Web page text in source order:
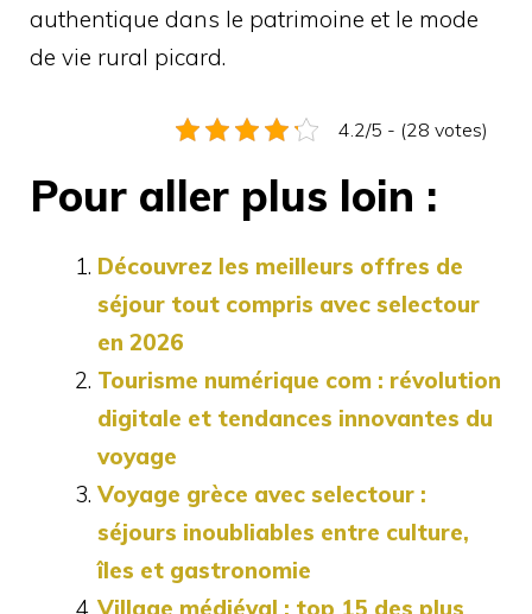
authentique dans le patrimoine et le mode
de vie rural picard.
4.2/5 - (28 votes)
Pour aller plus loin :
Découvrez les meilleurs offres de
séjour tout compris avec selectour
en 2026
Tourisme numérique com : révolution
digitale et tendances innovantes du
voyage
Voyage grèce avec selectour :
séjours inoubliables entre culture,
îles et gastronomie
Village médiéval : top 15 des plus